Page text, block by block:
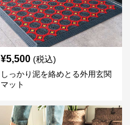
¥5,500 (税込)
しっかり泥を絡めとる外用玄関
マット